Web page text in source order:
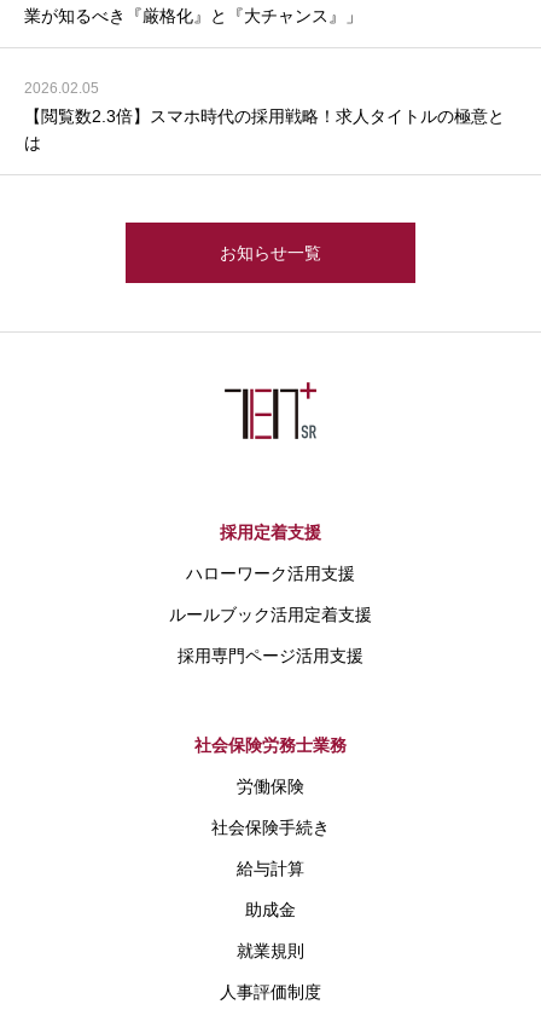
業が知るべき『厳格化』と『大チャンス』」
2026.02.05
【閲覧数2.3倍】スマホ時代の採用戦略！求人タイトルの極意と
は
お知らせ一覧
採用定着支援
ハローワーク活用支援
ルールブック活用定着支援
採用専門ページ活用支援
社会保険労務士業務
労働保険
社会保険手続き
給与計算
助成金
就業規則
人事評価制度